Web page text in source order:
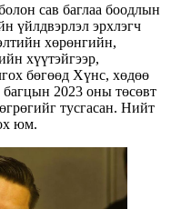
сав баглаа боодлын
үйлдвэрлэл эрхлэгч
хөрөнгийн,
хүүтэйгээр,
бөгөөд Хүнс, хөдөө
2023 оны төсөвт
тусгасан. Нийт
юм.